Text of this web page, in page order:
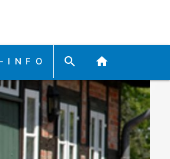
INFO search home